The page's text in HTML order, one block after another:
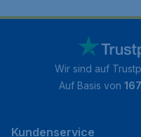
Wir sind auf
Auf Basis von
Kundenservice